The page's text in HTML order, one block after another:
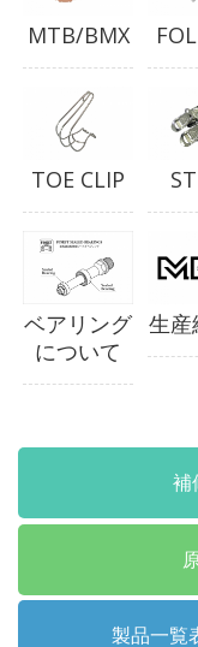
MTB/BMX
TOE CLIP
ベアリング
について
生産
補
製品一覧